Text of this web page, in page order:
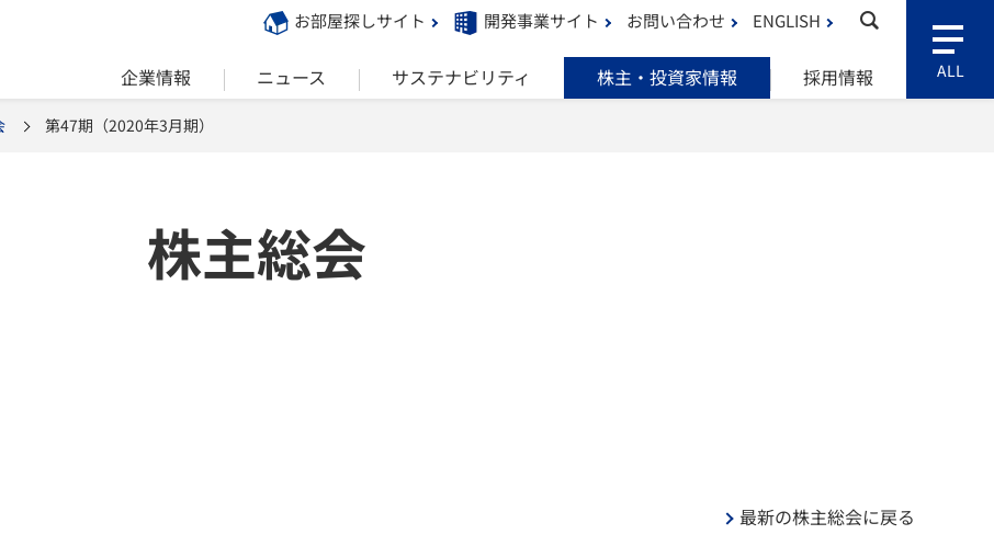
企業情報 ニュース サステナビリティ 株主・投資家情報 採用情報
お部屋探しサイト 開発事業サイト お問い合わせ ENGLISH
第47期（2020年3月期）
株主総会
最新の株主総会に戻る